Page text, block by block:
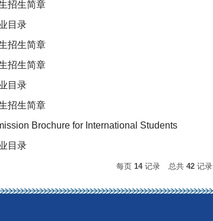
招生简章
目录
招生简章
招生简章
目录
招生简章
Brochure for International Students
目录
每页 14记录 总共 42记录